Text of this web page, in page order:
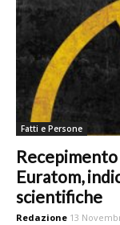
Fatti e Persone
Euratom,
scientifiche
Redazione 13